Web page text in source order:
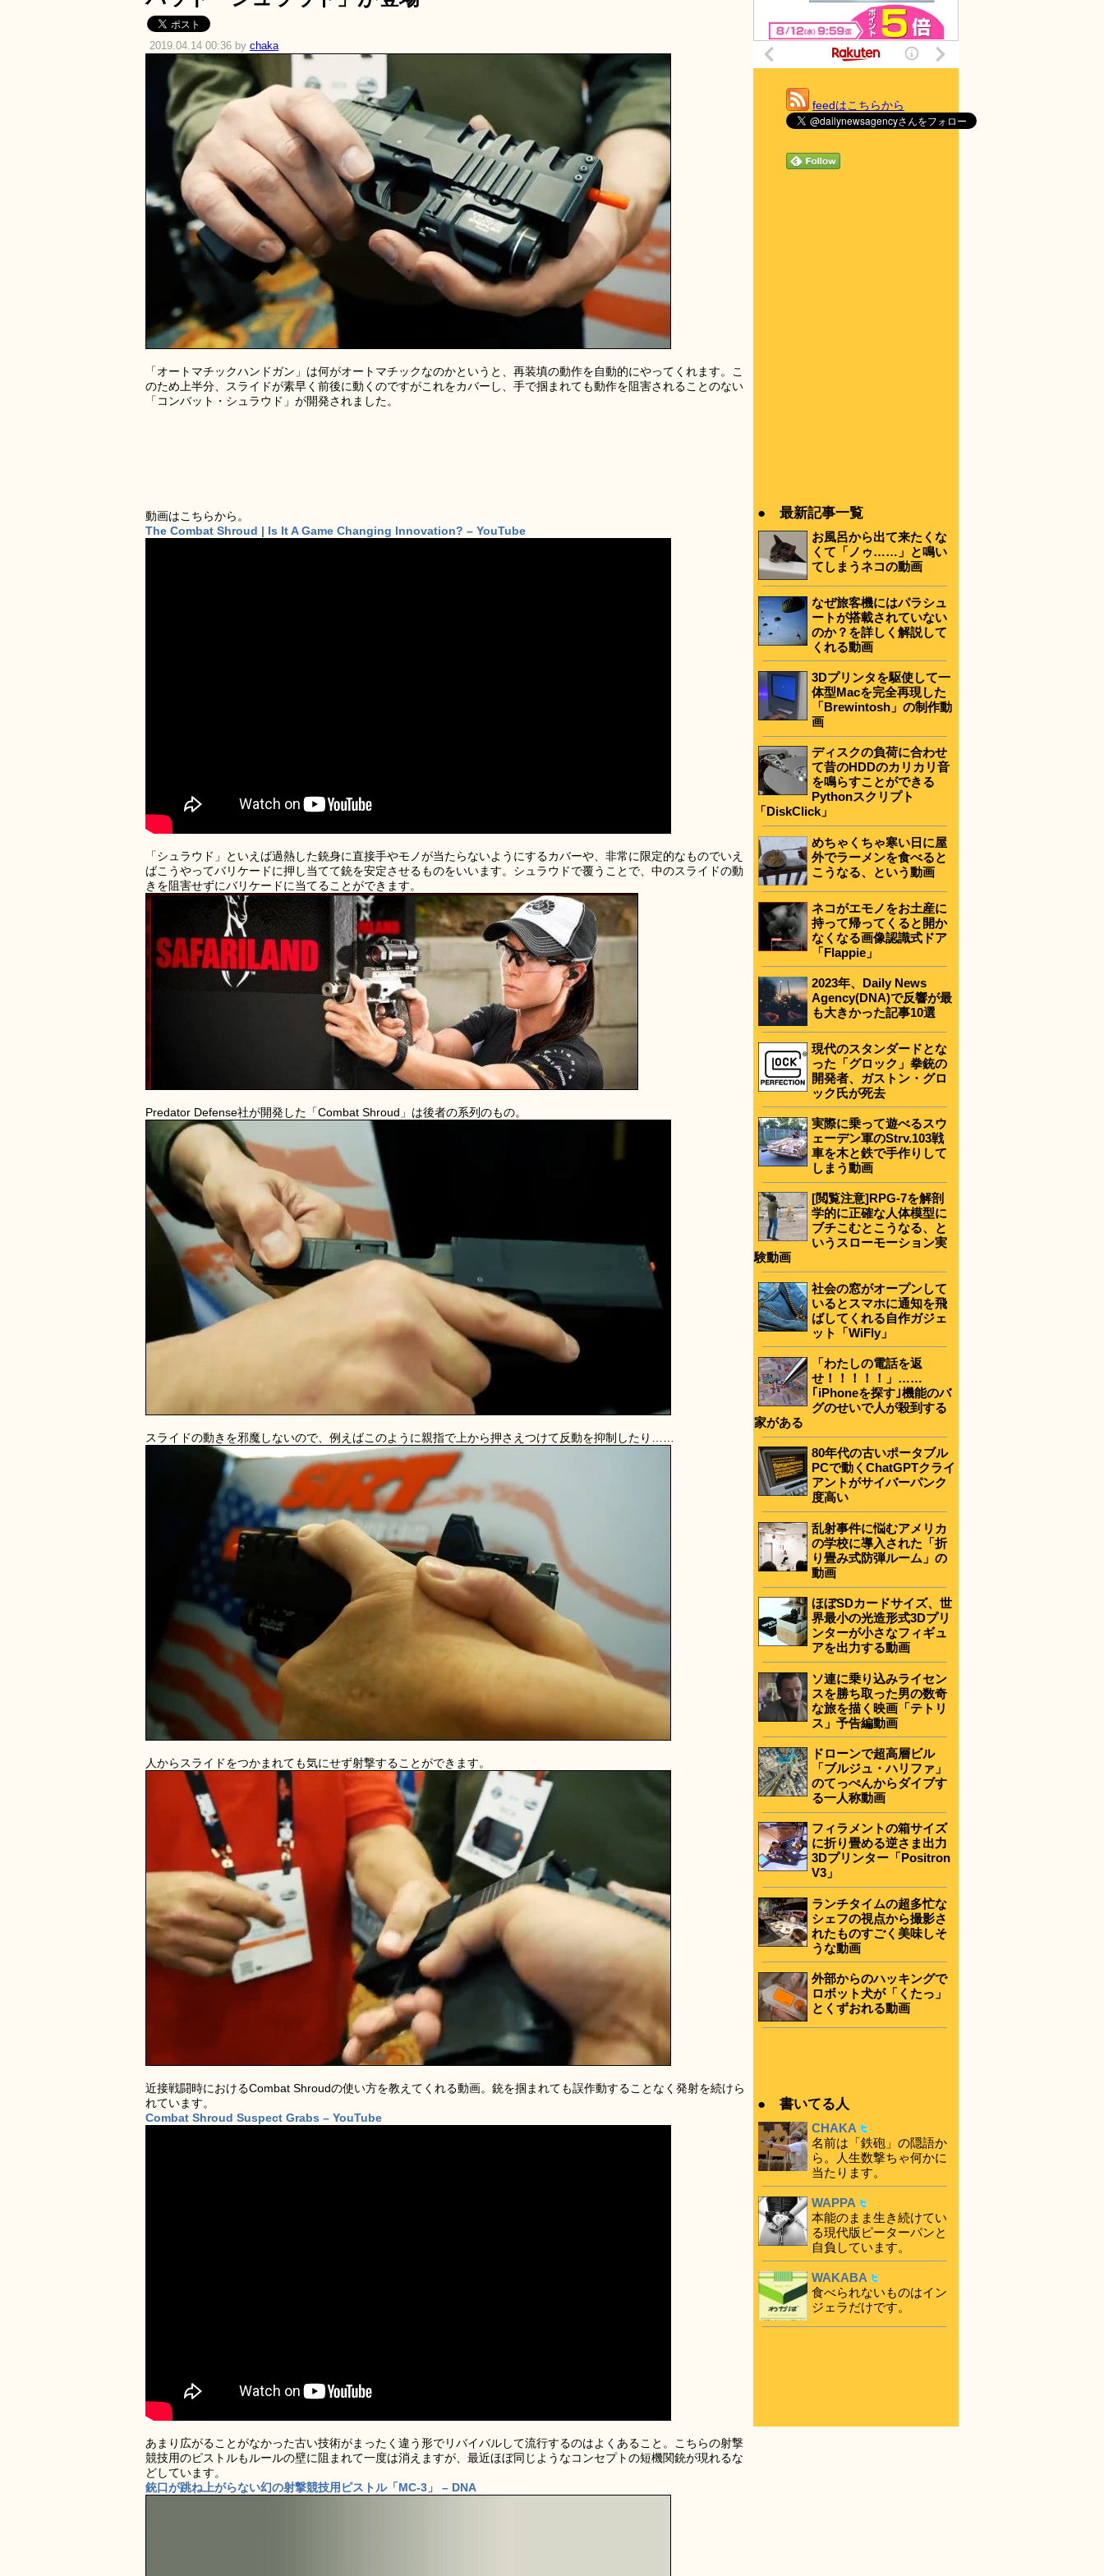
2019.04.14 00:36 by chaka
「オートマチックハンドガン」は何がオートマチックなのかというと、再装填の動作を自動的にやってくれます。こ
のため上半分、スライドが素早く前後に動くのですがこれをカバーし、手で掴まれても動作を阻害されることのない
「コンバット・シュラウド」が開発されました。
動画はこちらから。
The Combat Shroud | Is It A Game Changing Innovation? – YouTube
「シュラウド」といえば過熱した銃身に直接手やモノが当たらないようにするカバーや、非常に限定的なものでいえ
ばこうやってバリケードに押し当てて銃を安定させるものをいいます。シュラウドで覆うことで、中のスライドの動
きを阻害せずにバリケードに当てることができます。
Predator Defense社が開発した「Combat Shroud」は後者の系列のもの。
スライドの動きを邪魔しないので、例えばこのように親指で上から押さえつけて反動を抑制したり……
人からスライドをつかまれても気にせず射撃することができます。
近接戦闘時におけるCombat Shroudの使い方を教えてくれる動画。銃を掴まれても誤作動することなく発射を続けら
れています。
Combat Shroud Suspect Grabs – YouTube
あまり広がることがなかった古い技術がまったく違う形でリバイバルして流行するのはよくあること。こちらの射撃
競技用のピストルもルールの壁に阻まれて一度は消えますが、最近ほぼ同じようなコンセプトの短機関銃が現れるな
どしています。
銃口が跳ね上がらない幻の射撃競技用ピストル「MC-3」 – DNA
feedはこちらから
● 最新記事一覧
お風呂から出て来たくな
くて「ノゥ……」と鳴い
てしまうネコの動画
なぜ旅客機にはパラシュ
ートが搭載されていない
のか？を詳しく解説して
くれる動画
3Dプリンタを駆使して一
体型Macを完全再現した
「Brewintosh」の制作動
画
ディスクの負荷に合わせ
て昔のHDDのカリカリ音
を鳴らすことができる
Pythonスクリプト
「DiskClick」
めちゃくちゃ寒い日に屋
外でラーメンを食べると
こうなる、という動画
ネコがエモノをお土産に
持って帰ってくると開か
なくなる画像認識式ドア
「Flappie」
2023年、Daily News
Agency(DNA)で反響が最
も大きかった記事10選
現代のスタンダードとな
った「グロック」拳銃の
開発者、ガストン・グロ
ック氏が死去
実際に乗って遊べるスウ
ェーデン軍のStrv.103戦
車を木と鉄で手作りして
しまう動画
[閲覧注意]RPG-7を解剖
学的に正確な人体模型に
ブチこむとこうなる、と
いうスローモーション実
験動画
社会の窓がオープンして
いるとスマホに通知を飛
ばしてくれる自作ガジェ
ット「WiFly」
「わたしの電話を返
せ！！！！！」……
｢iPhoneを探す｣機能のバ
グのせいで人が殺到する
家がある
80年代の古いポータブル
PCで動くChatGPTクライ
アントがサイバーパンク
度高い
乱射事件に悩むアメリカ
の学校に導入された「折
り畳み式防弾ルーム」の
動画
ほぼSDカードサイズ、世
界最小の光造形式3Dプリ
ンターが小さなフィギュ
アを出力する動画
ソ連に乗り込みライセン
スを勝ち取った男の数奇
な旅を描く映画「テトリ
ス」予告編動画
ドローンで超高層ビル
「ブルジュ・ハリファ」
のてっぺんからダイブす
る一人称動画
フィラメントの箱サイズ
に折り畳める逆さま出力
3Dプリンター「Positron
V3」
ランチタイムの超多忙な
シェフの視点から撮影さ
れたものすごく美味しそ
うな動画
外部からのハッキングで
ロボット犬が「くたっ」
とくずおれる動画
● 書いてる人
CHAKA
名前は「鉄砲」の隠語か
ら。人生数撃ちゃ何かに
当たります。
WAPPA
本能のまま生き続けてい
る現代版ピーターパンと
自負しています。
WAKABA
食べられないものはイン
ジェラだけです。